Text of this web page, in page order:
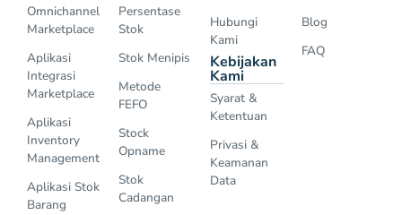
Omnichannel
Marketplace
Aplikasi
Integrasi
Marketplace
Aplikasi
Inventory
Management
Aplikasi Stok
Barang
Persentase
Stok
Stok Menipis
Metode
FEFO
Stock
Opname
Stok
Cadangan
Hubungi
Kami
Kebijakan
Kami
Syarat &
Ketentuan
Privasi &
Keamanan
Data
Blog
FAQ